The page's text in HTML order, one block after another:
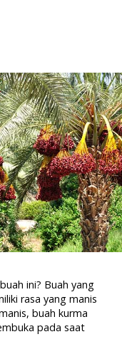
ini? Buah yang
rasa yang manis
buah kurma
pada saat